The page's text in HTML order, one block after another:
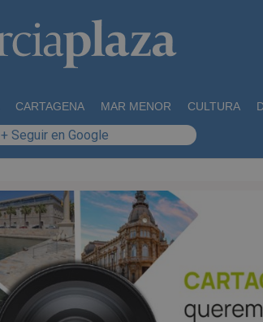
CARTAGENA MAR MENOR CULTURA
+ Seguir en Google